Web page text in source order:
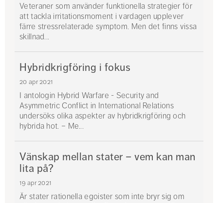
Veteraner som använder funktionella strategier för
att tackla irritationsmoment i vardagen upplever
färre stressrelaterade symptom. Men det finns vissa
skillnad...
Hybridkrigföring i fokus
20 apr 2021
I antologin Hybrid Warfare - Security and
Asymmetric Conflict in International Relations
undersöks olika aspekter av hybridkrigföring och
hybrida hot. – Me...
Vänskap mellan stater – vem kan man
lita på?
19 apr 2021
Är stater rationella egoister som inte bryr sig om